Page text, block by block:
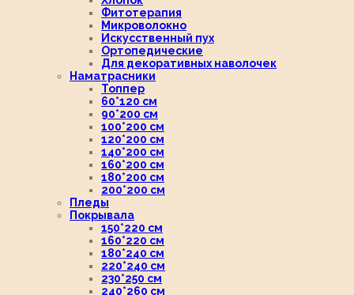
Фитотерапия
Микроволокно
Искусственный пух
Ортопедические
Для декоративных наволочек
Наматрасники
Топпер
60*120 см
90*200 см
100*200 см
120*200 см
140*200 см
160*200 см
180*200 см
200*200 см
Пледы
Покрывала
150*220 см
160*220 см
180*240 см
220*240 см
230*250 см
240*260 см